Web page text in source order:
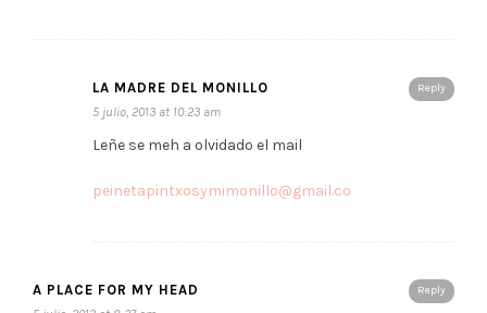
Reply
LA MADRE DEL MONILLO
5 julio, 2013 at 10:23 am
Leñe se meh a olvidado el mail
peinetapintxosymimonillo@gmail.co
Reply
A PLACE FOR MY HEAD